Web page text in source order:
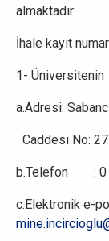
almaktadır:
İhale kayıt
1- Üniversitenin
a.Adresi:
Caddesi No:
b.Telefon : 0
c.Elektronik e-